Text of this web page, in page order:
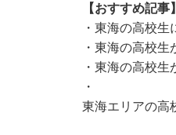
【おすすめ記事】
・ 東海の高校生
・ 東海の高校生
・ 東海の高校生
・
東海エリアの高